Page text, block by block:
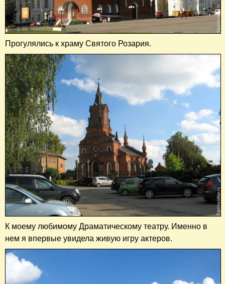
Прогулялись к храму Святого Розария.
К моему любимому Драматическому театру. Именно в
нем я впервые увидела живую игру актеров.